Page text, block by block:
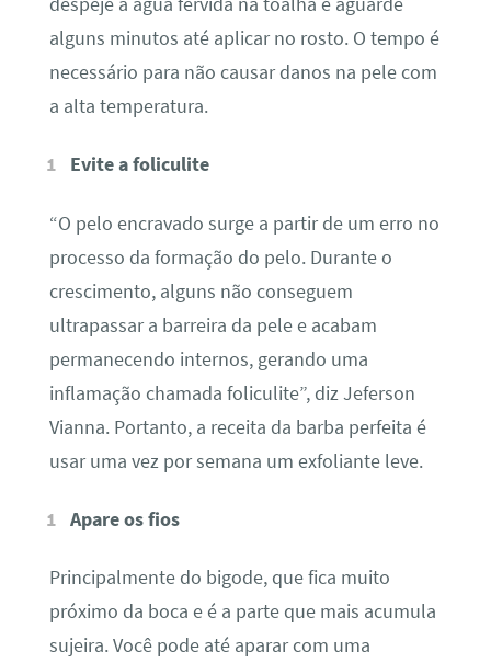
alguns minutos até aplicar no rosto. O tempo é
necessário para não causar danos na pele com
a alta temperatura.
Evite a foliculite
“O pelo encravado surge a partir de um erro no
processo da formação do pelo. Durante o
crescimento, alguns não conseguem
ultrapassar a barreira da pele e acabam
permanecendo internos, gerando uma
inflamação chamada foliculite”, diz Jeferson
Vianna. Portanto, a receita da barba perfeita é
usar uma vez por semana um exfoliante leve.
Apare os fios
Principalmente do bigode, que fica muito
próximo da boca e é a parte que mais acumula
sujeira. Você pode até aparar com uma